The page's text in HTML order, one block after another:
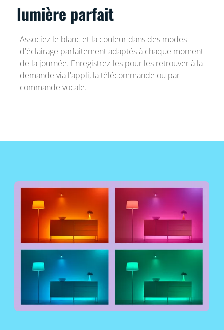
lumière parfait
Associez le blanc et la couleur dans des modes
d'éclairage parfaitement adaptés à chaque moment
de la journée. Enregistrez-les pour les retrouver à la
demande via l'appli, la télécommande ou par
commande vocale.